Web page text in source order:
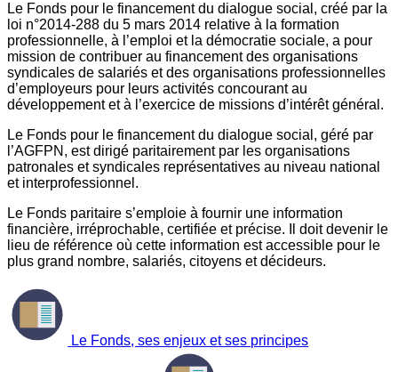
Le Fonds pour le financement du dialogue social, créé par la
loi n°2014-288 du 5 mars 2014 relative à la formation
professionnelle, à l’emploi et la démocratie sociale, a pour
mission de contribuer au financement des organisations
syndicales de salariés et des organisations professionnelles
d’employeurs pour leurs activités concourant au
développement et à l’exercice de missions d’intérêt général.
Le Fonds pour le financement du dialogue social, géré par
l’AGFPN, est dirigé paritairement par les organisations
patronales et syndicales représentatives au niveau national
et interprofessionnel.
Le Fonds paritaire s’emploie à fournir une information
financière, irréprochable, certifiée et précise. Il doit devenir le
lieu de référence où cette information est accessible pour le
plus grand nombre, salariés, citoyens et décideurs.
Le Fonds, ses enjeux et ses principes